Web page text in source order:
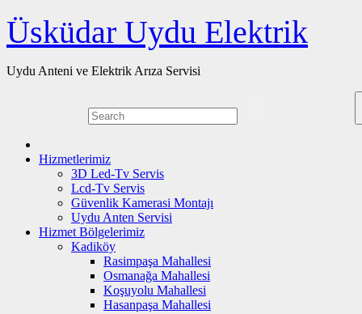
Skip
to
content
Üsküdar Uydu Elektrik
Uydu Anteni ve Elektrik Arıza Servisi
Hizmetlerimiz
3D Led-Tv Servis
Lcd-Tv Servis
Güvenlik Kamerasi Montajı
Uydu Anten Servisi
Hizmet Bölgelerimiz
Kadiköy
Rasimpaşa Mahallesi
Osmanağa Mahallesi
Koşuyolu Mahallesi
Hasanpaşa Mahallesi